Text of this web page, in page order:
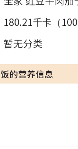
180.21千卡（100
暂无分类
的营养信息